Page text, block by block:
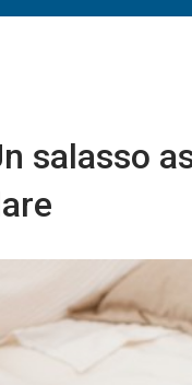
salasso